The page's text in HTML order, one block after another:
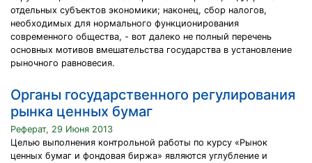
отдельных субъектов экономики; наконец, сбор налогов,
необходимых для нормального функционирования
современного общества, - вот далеко не полный перечень
основных мотивов вмешательства государства в установление
рыночного равновесия.
Органы государственного регулирования
рынка ценных бумаг
Реферат, 29 Июня 2013
Целью выполнения контрольной работы по курсу «Рынок
ценных бумаг и фондовая биржа» являются углубление и